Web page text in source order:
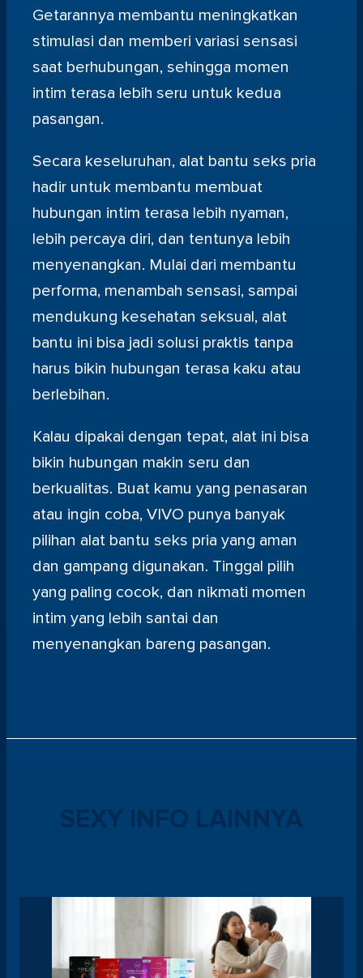
Getarannya membantu meningkatkan
stimulasi dan memberi variasi sensasi
saat berhubungan, sehingga momen
intim terasa lebih seru untuk kedua
pasangan.
Secara keseluruhan, alat bantu seks pria
hadir untuk membantu membuat
hubungan intim terasa lebih nyaman,
lebih percaya diri, dan tentunya lebih
menyenangkan. Mulai dari membantu
performa, menambah sensasi, sampai
mendukung kesehatan seksual, alat
bantu ini bisa jadi solusi praktis tanpa
harus bikin hubungan terasa kaku atau
berlebihan.
Kalau dipakai dengan tepat, alat ini bisa
bikin hubungan makin seru dan
berkualitas. Buat kamu yang penasaran
atau ingin coba, VIVO punya banyak
pilihan alat bantu seks pria yang aman
dan gampang digunakan. Tinggal pilih
yang paling cocok, dan nikmati momen
intim yang lebih santai dan
menyenangkan bareng pasangan.
SEXY INFO LAINNYA